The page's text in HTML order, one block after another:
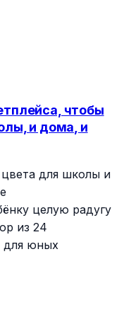
чтобы
и дома, и
для школы и
целую радугу
из 24
для юных